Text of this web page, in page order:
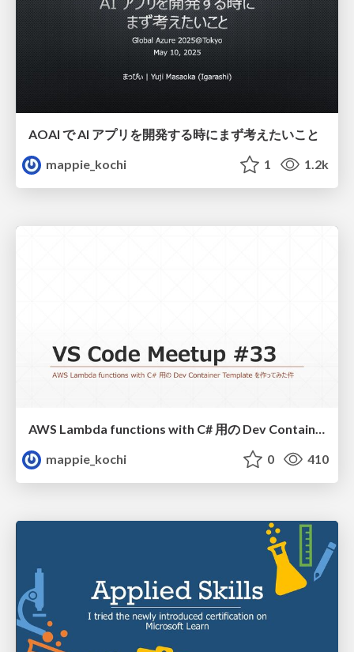
AOAI で AI アプリを開発する時にまず考えたいこと
mappie_kochi
1 1.2k
AWS Lambda functions with C# 用の Dev Container Template を作ってみた件
mappie_kochi
0 410